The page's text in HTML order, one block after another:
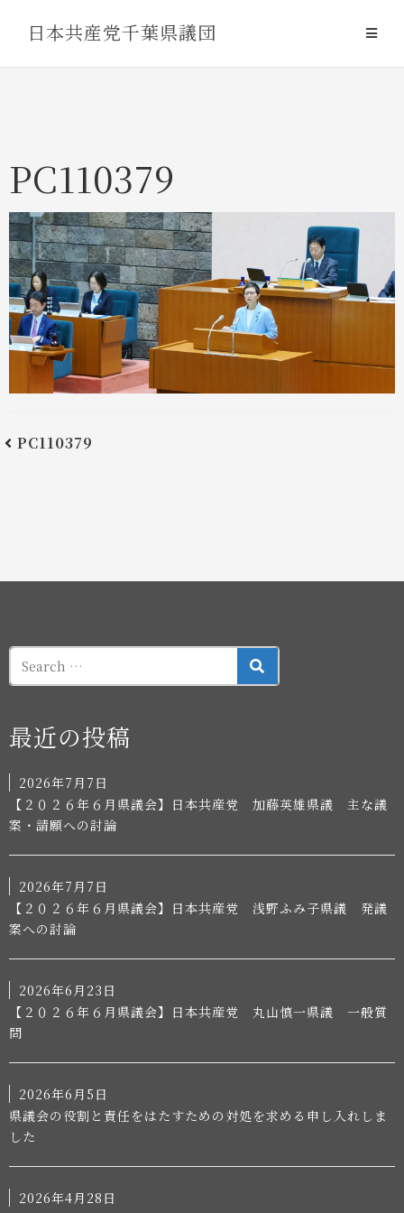
日本共産党千葉県議団
PC110379
PC110379
SEARCH
最近の投稿
2026年7月7日
【２０２６年６月県議会】日本共産党 加藤英雄県議 主な議
案・請願への討論
2026年7月7日
【２０２６年６月県議会】日本共産党 浅野ふみ子県議 発議
案への討論
2026年6月23日
【２０２６年６月県議会】日本共産党 丸山慎一県議 一般質
問
2026年6月5日
県議会の役割と責任をはたすための対処を求める申し入れしま
した
2026年4月28日